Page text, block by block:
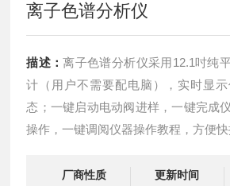
离子色谱分析仪
描述：离子色谱分析仪采用12.1吋纯
计（用户不需要配电脑），实时显
态；一键启动电动阀进样，一键完成
操作，一键调阅仪器操作教程，方便快
厂商性质
更新时间